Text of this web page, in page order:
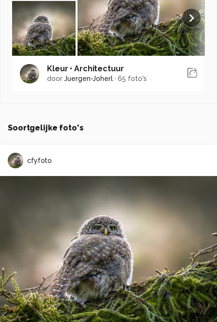
Kleur • Architectuur
doorJuergen-Joherl·65 foto's
Soortgelijke foto's
cfyfoto